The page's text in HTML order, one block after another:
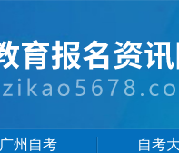
广州自考 自考